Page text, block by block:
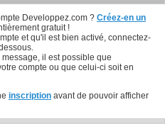
Developpez.com ? Créez-en un
gratuit !
et qu'il est bien activé, connectez-
il est possible que
compte ou que celui-ci soit en
inscription avant de pouvoir afficher